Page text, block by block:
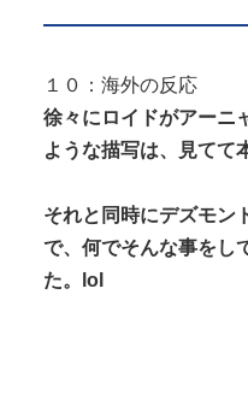
１０：海外の反応
徐々にロイドがアーニ
ような描写は、見てて
それと同時にデズモン
で、何でそんな事をし
た。lol